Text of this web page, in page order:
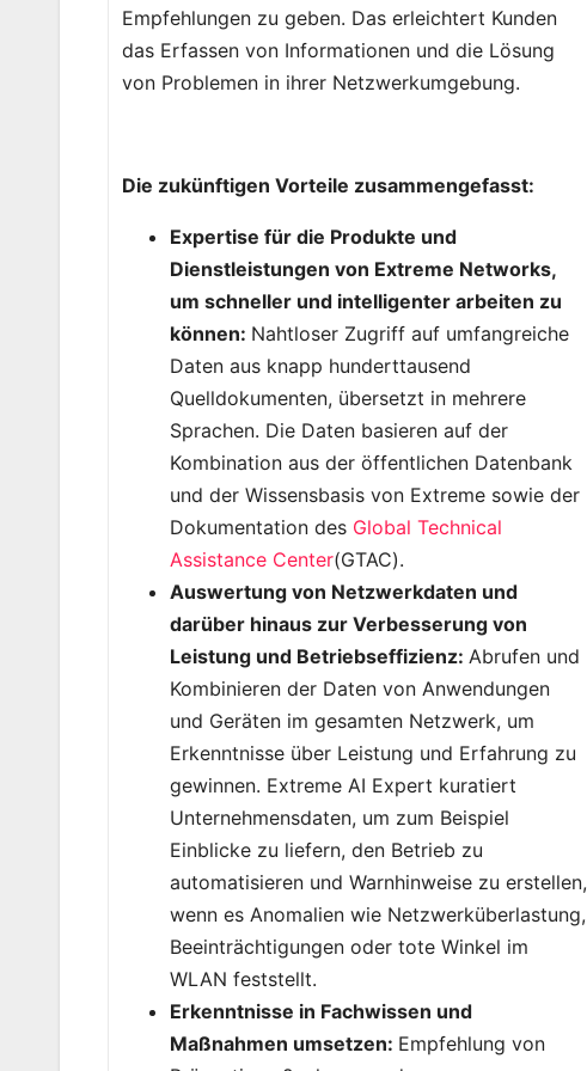
Empfehlungen zu geben. Das erleichtert Kunden
das Erfassen von Informationen und die Lösung
von Problemen in ihrer Netzwerkumgebung.
Die zukünftigen Vorteile zusammengefasst:
Expertise für die Produkte und
Dienstleistungen von Extreme Networks,
um schneller und intelligenter arbeiten zu
können: Nahtloser Zugriff auf umfangreiche
Daten aus knapp hunderttausend
Quelldokumenten, übersetzt in mehrere
Sprachen. Die Daten basieren auf der
Kombination aus der öffentlichen Datenbank
und der Wissensbasis von Extreme sowie der
Dokumentation des Global Technical
Assistance Center(GTAC).
Auswertung von Netzwerkdaten und
darüber hinaus zur Verbesserung von
Leistung und Betriebseffizienz:Abrufen und
Kombinieren der Daten von Anwendungen
und Geräten im gesamten Netzwerk, um
Erkenntnisse über Leistung und Erfahrung zu
gewinnen. Extreme AI Expert kuratiert
Unternehmensdaten, um zum Beispiel
Einblicke zu liefern, den Betrieb zu
automatisieren und Warnhinweise zu erstellen,
wenn es Anomalien wie Netzwerküberlastung,
Beeinträchtigungen oder tote Winkel im
WLAN feststellt.
Erkenntnisse in Fachwissen und
Maßnahmen umsetzen: Empfehlung von